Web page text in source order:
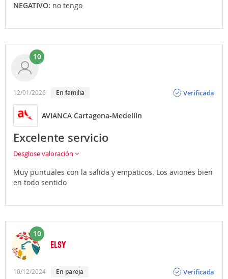
NEGATIVO: no tengo
10
12/01/2026 en familia
Verificada
AVIANCA Cartagena-Medellín
Excelente servicio
Desglose valoración
Muy puntuales con la salida y empaticos. Los aviones bien
en todo sentido
10
ELSY
10/12/2024 en pareja
Verificada